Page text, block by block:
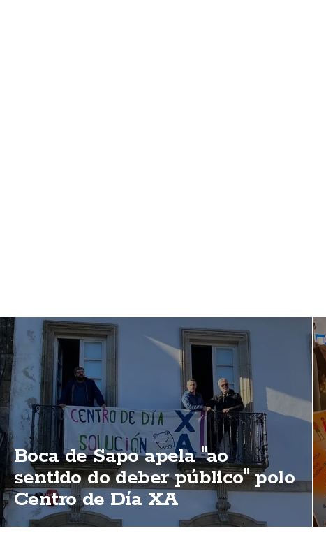
Boca de Sapo apela "ao
sentido do deber público" polo
Centro de Día XA